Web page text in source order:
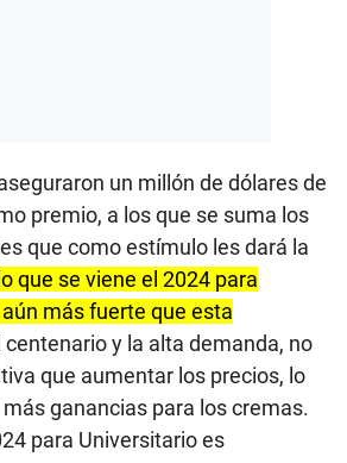
un millón de dólares de
premio, a los que se suma los
que como estímulo les dará la
que se viene el 2024 para
más fuerte que esta
centenario y la alta demanda, no
que aumentar los precios, lo
ganancias para los cremas.
para Universitario es